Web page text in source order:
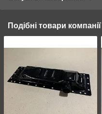
Подібні товари компанії